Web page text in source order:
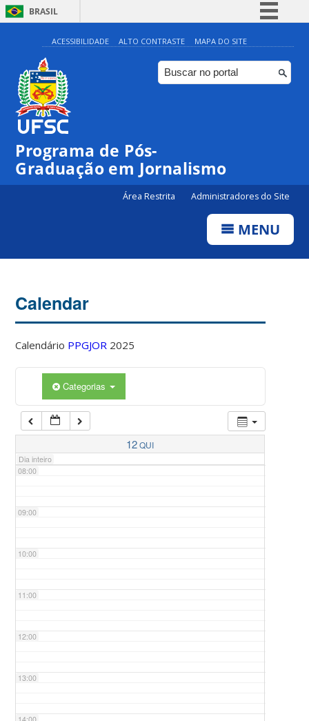
BRASIL
Simplifique!
Comunica BR
Participe
ACESSIBILIDADE ALTO CONTRASTE MAPA DO SITE
Programa de Pós-
Graduação em Jornalismo
Área Restrita Administradores do Site
MENU
Calendar
Calendário PPGJOR 2025
Categorias
12QUI
Dia inteiro
04:00
05:00
07:00
08:00
09:00
10:00
11:00
12:00
13:00